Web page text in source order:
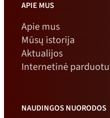
APIE MUS
Apie mus
Mūsų istorija
Aktualijos
Internetinė
NAUDINGOS NUORODOS